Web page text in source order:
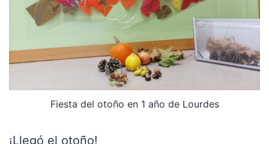
Fiesta del otoño en 1 año de Lourdes
¡Llegó el otoño!